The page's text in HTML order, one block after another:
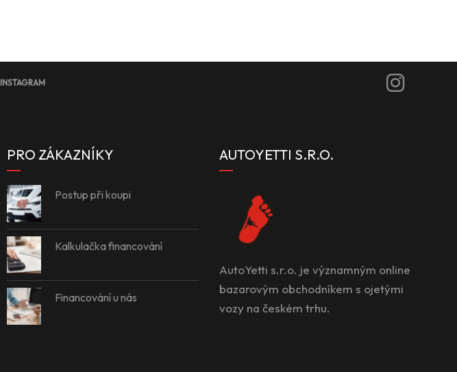
INSTAGRAM
PRO ZÁKAZNÍKY
Postup při koupi
Kalkulačka financování
Financování u nás
AUTOYETTI S.R.O.
AutoYetti s.r.o. je významným online
bazarovým obchodníkem s ojetými
vozy na českém trhu.